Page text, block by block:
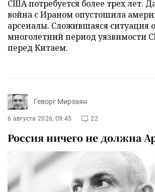
США потребуется более трех лет.
война с Ираном опустошила
арсеналы. Сложившаяся ситуация
многолетний период уязвимости
перед Китаем.
Геворг Мирзаян
6 августа 2026, 09:45 22
Россия ничего не должна